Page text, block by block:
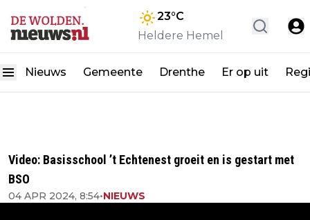
23°C
Heldere Hemel
Nieuws Gemeente Drenthe Er op uit
Video: Basisschool ’t Echtenest groeit en is gestart met
BSO
04 APR 2024, 8:54•NIEUWS